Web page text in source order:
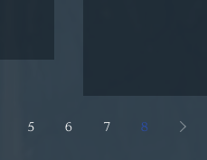
5 6 7 8